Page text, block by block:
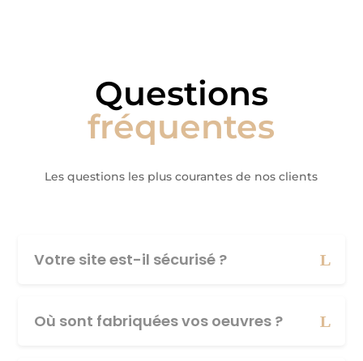
Questions
fréquentes
Les questions les plus courantes de nos clients
Votre site est-il sécurisé ?
Où sont fabriquées vos oeuvres ?